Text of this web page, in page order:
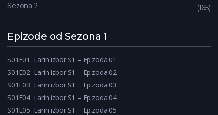
Sezona 2
165
Epizode od Sezona 1
S01E01 Larin izbor S1 – Epizoda 01
S01E02 Larin izbor S1 – Epizoda 02
S01E03 Larin izbor S1 – Epizoda 03
S01E04 Larin izbor S1 – Epizoda 04
S01E05 Larin izbor S1 – Epizoda 05